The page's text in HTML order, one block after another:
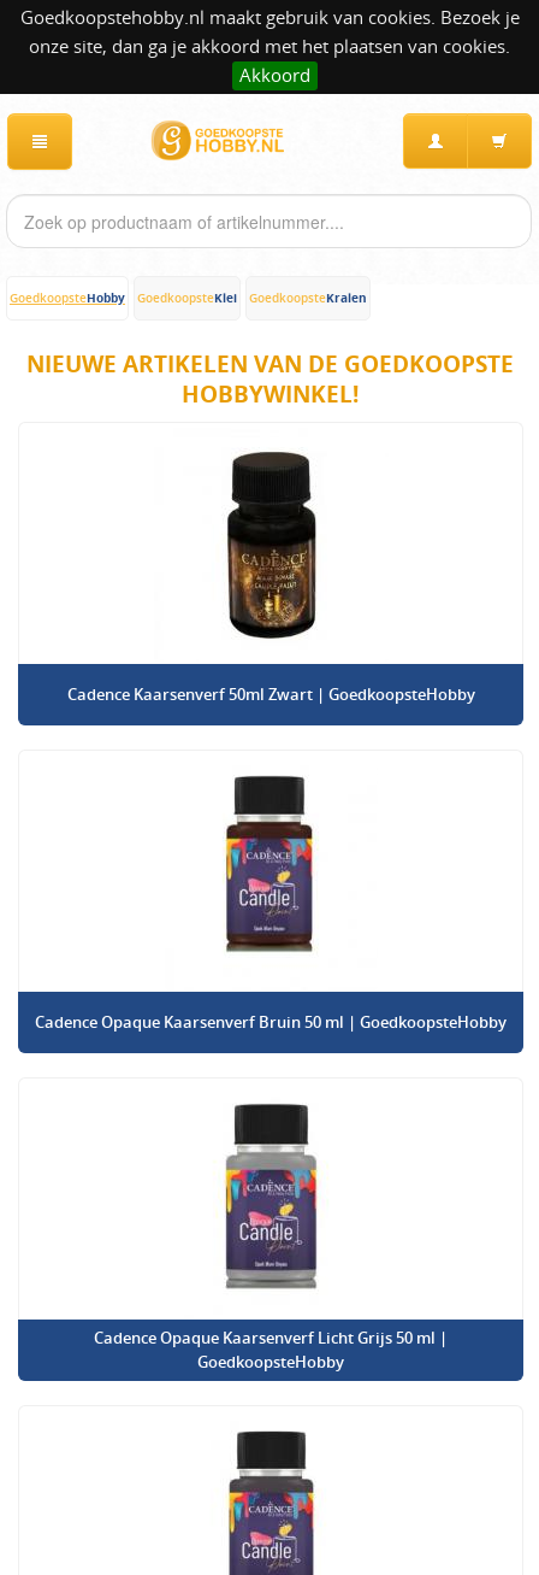
Goedkoopstehobby.nl maakt gebruik van cookies. Bezoek je
onze site, dan ga je akkoord met het plaatsen van cookies.
Akkoord
GoedkoopsteHobby GoedkoopsteKlei GoedkoopsteKralen
NIEUWE ARTIKELEN VAN DE GOEDKOOPSTE
HOBBYWINKEL!
Cadence Kaarsenverf 50ml Zwart | GoedkoopsteHobby
Cadence Opaque Kaarsenverf Bruin 50 ml | GoedkoopsteHobby
Cadence Opaque Kaarsenverf Licht Grijs 50 ml |
GoedkoopsteHobby